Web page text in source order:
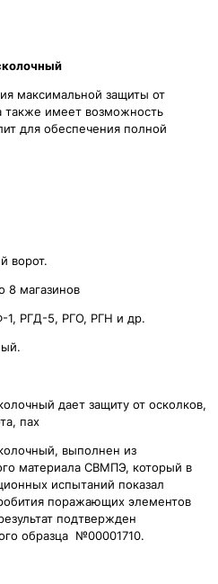
максимальной защиты от
также имеет возможность
для обеспечения полной
ворот.
8 магазинов
1, РГД-5, РГО, РГН и др.
дает защиту от осколков,
пах
выполнен из
материала СВМПЭ, который в
испытаний показал
поражающих элементов
подтвержден
образца №00001710.